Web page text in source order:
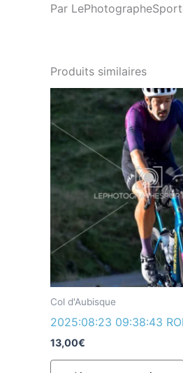
Par
Produits similaires
Col d'Aubisque
2025:08:23 09:38:43
13,00€